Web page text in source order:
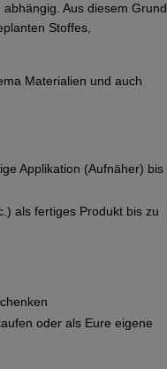
Aus diesem Grund
Stoffes,
Materialien und auch
Applikation (Aufnäher) bis
als fertiges Produkt bis zu
oder als Eure eigene